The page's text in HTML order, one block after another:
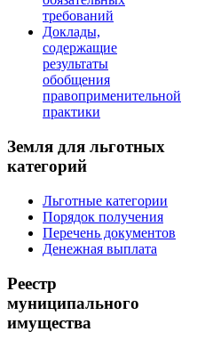
требований
Доклады,
содержащие
результаты
обобщения
правоприменительной
практики
Земля для льготных
категорий
Льготные категории
Порядок получения
Перечень документов
Денежная выплата
Реестр
муниципального
имущества